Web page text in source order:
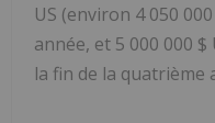
US (environ 4 050
année, et 5 000 000 $
la fin de la quatrième